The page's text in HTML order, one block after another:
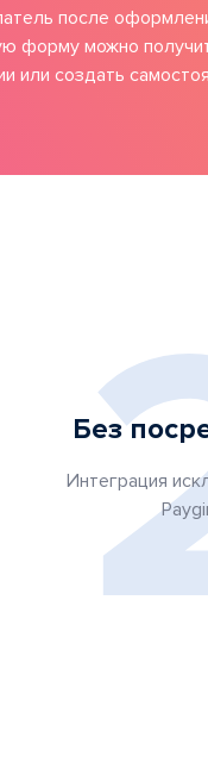
после
форму можно
или создать
Без
Интеграция